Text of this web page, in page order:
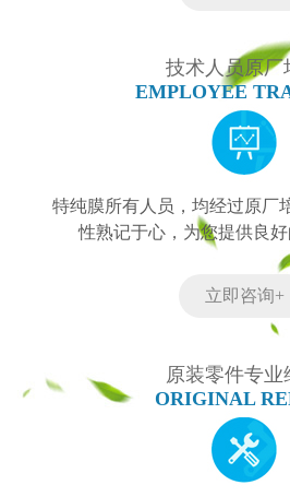
技术人员原厂
EMPLOYEE
特纯膜所有人员，均经过原厂
性熟记于心，为您提供良
立即咨询+
原装零件专业
ORIGINAL